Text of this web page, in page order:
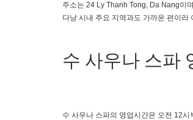
주소는 24 Ly Thanh Tong, Da Nang이
다낭 시내 주요 지역과도 가까운 편이
수 사우나 스파
수 사우나 스파의 영업시간은 오전 12